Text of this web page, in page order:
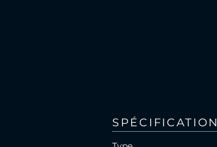
SPÉCIFICATION